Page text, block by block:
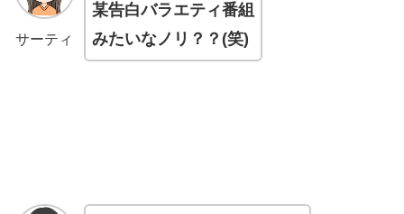
サーティ
某告白バラエティ番組
みたいなノリ？？(笑)